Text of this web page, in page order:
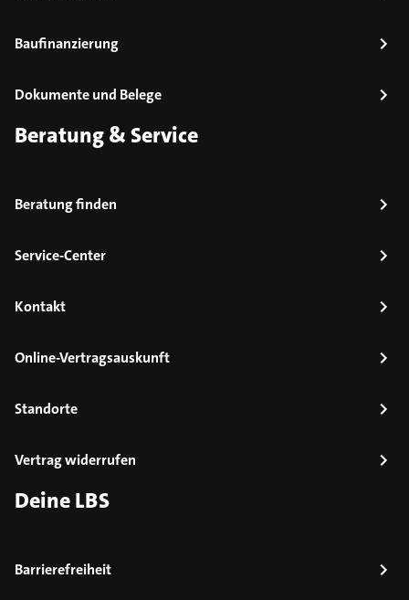
Baufinanzierung
Dokumente und Belege
Beratung & Service
Beratung finden
Service-Center
Kontakt
Online-Vertragsauskunft
Standorte
Vertrag widerrufen
Deine LBS
Barrierefreiheit